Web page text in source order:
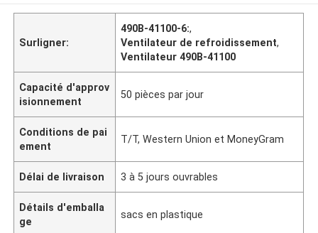
Surligner:
490B-41100-6:,
Ventilateur de refroidissement,
Ventilateur 490B-41100
Capacité d'approv
isionnement
50 pièces par jour
Conditions de pai
ement
T/T, Western Union et MoneyGram
Délai de livraison 3 à 5 jours ouvrables
Détails d'emballa
ge
sacs en plastique